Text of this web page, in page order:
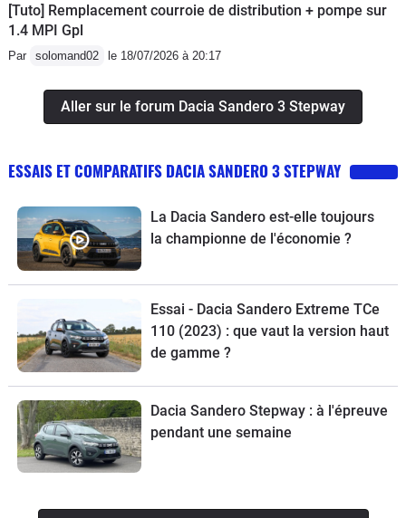
[Tuto] Remplacement courroie de distribution + pompe sur
1.4 MPI Gpl
Par solomand02 le 18/07/2026 à 20:17
Aller sur le forum Dacia Sandero 3 Stepway
ESSAIS ET COMPARATIFS DACIA SANDERO 3 STEPWAY
La Dacia Sandero est-elle toujours
la championne de l'économie ?
Essai - Dacia Sandero Extreme TCe
110 (2023) : que vaut la version haut
de gamme ?
Dacia Sandero Stepway : à l'épreuve
pendant une semaine